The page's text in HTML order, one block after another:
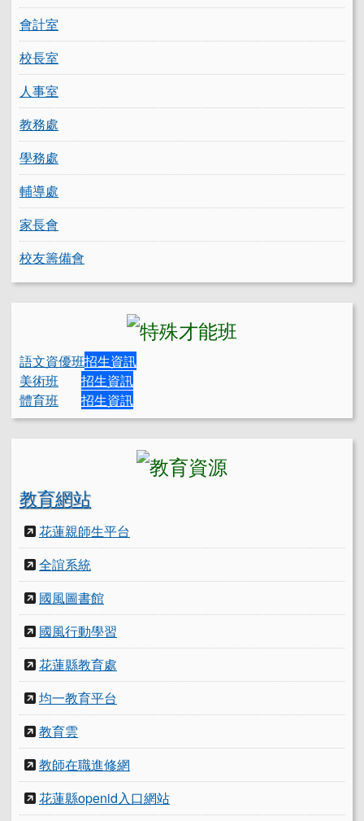
會計室
校長室
人事室
教務處
學務處
輔導處
家長會
校友籌備會
語文資優班招生資訊
美術班
招生資訊
體育班
招生資訊
教育網站
花蓮親師生平台
全誼系統
國風圖書館
國風行動學習
花蓮縣教育處
均一教育平台
教育雲
教師在職進修網
花蓮縣openid入口網站